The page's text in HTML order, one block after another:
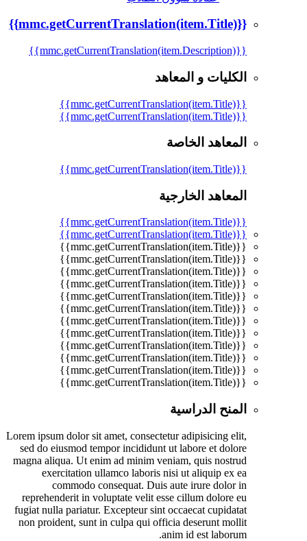
{{mmc.getCurrentTranslation(item.Title)}}
{{mmc.getCurrentTranslation(item.Description)}}
الكليات و المعاهد
{{mmc.getCurrentTranslation(item.Title)}}
{{mmc.getCurrentTranslation(item.Title)}}
المعاهد الخاصة
{{mmc.getCurrentTranslation(item.Title)}}
المعاهد الخارجية
{{mmc.getCurrentTranslation(item.Title)}}
{{mmc.getCurrentTranslation(item.Title)}}
{{mmc.getCurrentTranslation(item.Title)}}
{{mmc.getCurrentTranslation(item.Title)}}
{{mmc.getCurrentTranslation(item.Title)}}
{{mmc.getCurrentTranslation(item.Title)}}
{{mmc.getCurrentTranslation(item.Title)}}
{{mmc.getCurrentTranslation(item.Title)}}
{{mmc.getCurrentTranslation(item.Title)}}
{{mmc.getCurrentTranslation(item.Title)}}
{{mmc.getCurrentTranslation(item.Title)}}
{{mmc.getCurrentTranslation(item.Title)}}
{{mmc.getCurrentTranslation(item.Title)}}
{{mmc.getCurrentTranslation(item.Title)}}
المنح الدراسية
Lorem ipsum dolor sit amet, consectetur adipisicing elit,
sed do eiusmod tempor incididunt ut labore et dolore
magna aliqua. Ut enim ad minim veniam, quis nostrud
exercitation ullamco laboris nisi ut aliquip ex ea
commodo consequat. Duis aute irure dolor in
reprehenderit in voluptate velit esse cillum dolore eu
fugiat nulla pariatur. Excepteur sint occaecat cupidatat
non proident, sunt in culpa qui officia deserunt mollit
anim id est laborum.